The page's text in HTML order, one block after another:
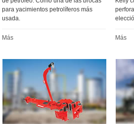
para yacimientos petrolíferos más
usada.
Más Más